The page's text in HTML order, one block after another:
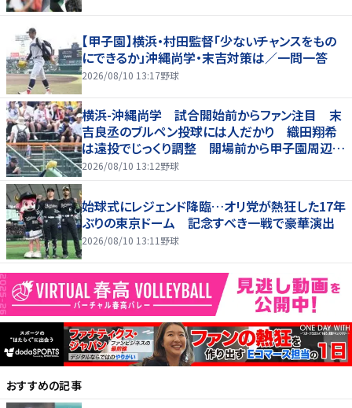
【甲子園】横浜・村田監督「少ないチャンスをもの
にできるか」沖縄尚学・末吉対策は／一問一答
2026/08/10 13:17野球
横浜-沖縄尚学 試合開始前からファン注目 末
吉良丞のブルペン投球には人だかり 織田翔希
は遠投でじっくり調整 開場前から甲子園周辺に
多くの人が
2026/08/10 13:12野球
始球式にレジェンド降臨…オリ党が熱狂した17年
ぶりの東京ドーム 記念すべき一戦で豪華演出
2026/08/10 13:11 野球
おすすめの記事